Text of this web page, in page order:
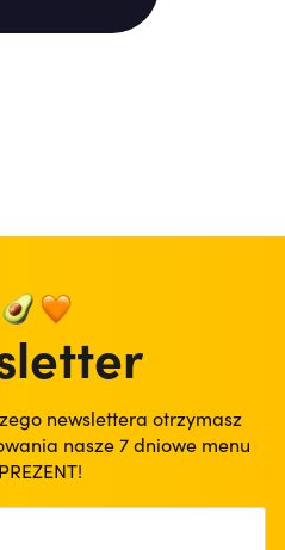
newslettera otrzymasz
nasze 7 dniowe menu